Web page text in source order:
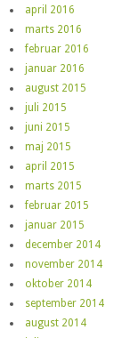
april 2016
marts 2016
februar 2016
januar 2016
august 2015
juli 2015
juni 2015
maj 2015
april 2015
marts 2015
februar 2015
januar 2015
december 2014
november 2014
oktober 2014
september 2014
august 2014